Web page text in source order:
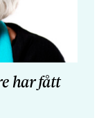
har fått